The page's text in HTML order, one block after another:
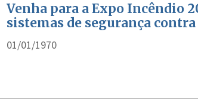
Venha para a Expo Incêndio
sistemas de segurança
01/01/1970